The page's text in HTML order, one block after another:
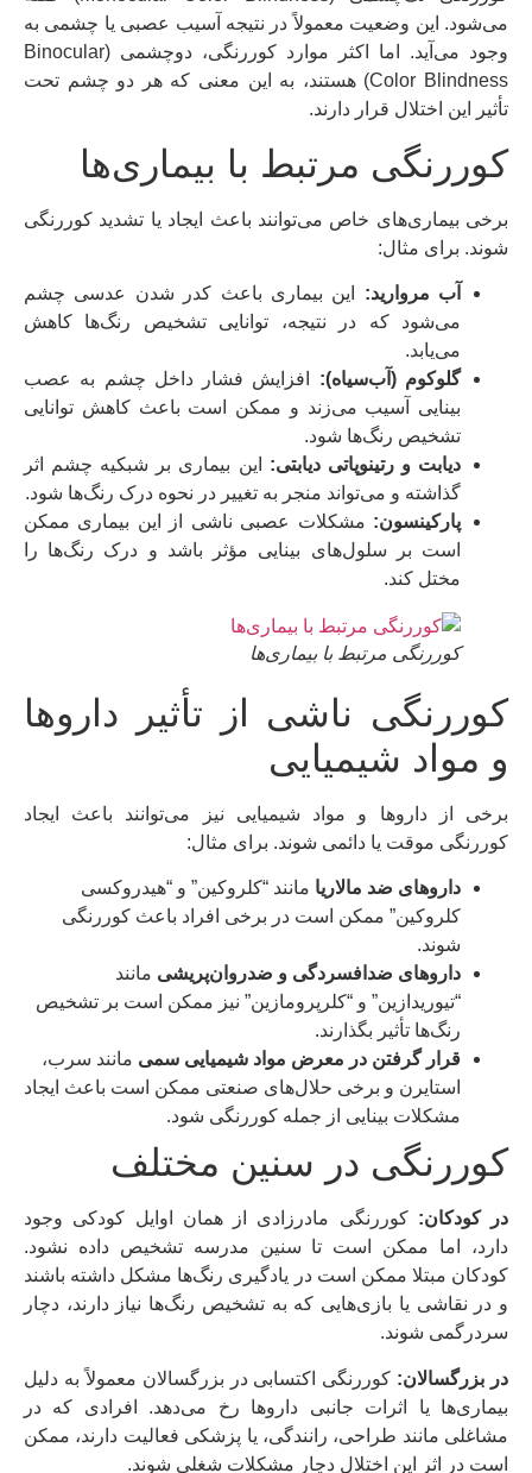
می‌شود. این وضعیت معمولاً در نتیجه آسیب عصبی یا چشمی به
وجود می‌آید. اما اکثر موارد کوررنگی، دوچشمی (Binocular
Color Blindness) هستند، به این معنی که هر دو چشم تحت
تأثیر این اختلال قرار دارند.
کوررنگی مرتبط با بیماری‌ها
برخی بیماری‌های خاص می‌توانند باعث ایجاد یا تشدید کوررنگی
شوند. برای مثال:
آب مروارید: این بیماری باعث کدر شدن عدسی چشم
می‌شود که در نتیجه، توانایی تشخیص رنگ‌ها کاهش
می‌یابد.
گلوکوم (آب‌سیاه):افزایش فشار داخل چشم به عصب
بینایی آسیب می‌زند و ممکن است باعث کاهش توانایی
تشخیص رنگ‌ها شود.
دیابت و رتینوپاتی دیابتی:این بیماری بر شبکیه چشم اثر
گذاشته و می‌تواند منجر به تغییر در نحوه درک رنگ‌ها شود.
پارکینسون:مشکلات عصبی ناشی از این بیماری ممکن
است بر سلول‌های بینایی مؤثر باشد و درک رنگ‌ها را
مختل کند.
کوررنگی مرتبط با بیماری‌ها
کوررنگی ناشی از تأثیر داروها
و مواد شیمیایی
برخی از داروها و مواد شیمیایی نیز می‌توانند باعث ایجاد
کوررنگی موقت یا دائمی شوند. برای مثال:
داروهای ضد مالاریامانند “کلروکین” و “هیدروکسی
کلروکین” ممکن است در برخی افراد باعث کوررنگی
شوند.
داروهای ضدافسردگی و ضدروان‌پریشیمانند
“تیوریدازین” و “کلرپرومازین” نیز ممکن است بر تشخیص
رنگ‌ها تأثیر بگذارند.
قرار گرفتن در معرض مواد شیمیایی سمیمانند سرب،
استایرن و برخی حلال‌های صنعتی ممکن است باعث ایجاد
مشکلات بینایی از جمله کوررنگی شود.
کوررنگی در سنین مختلف
در کودکان:کوررنگی مادرزادی از همان اوایل کودکی وجود
دارد، اما ممکن است تا سنین مدرسه تشخیص داده نشود.
کودکان مبتلا ممکن است در یادگیری رنگ‌ها مشکل داشته باشند
و در نقاشی یا بازی‌هایی که به تشخیص رنگ‌ها نیاز دارند، دچار
سردرگمی شوند.
در بزرگسالان:کوررنگی اکتسابی در بزرگسالان معمولاً به دلیل
بیماری‌ها یا اثرات جانبی داروها رخ می‌دهد. افرادی که در
مشاغلی مانند طراحی، رانندگی، یا پزشکی فعالیت دارند، ممکن
است در اثر این اختلال دچار مشکلات شغلی شوند.